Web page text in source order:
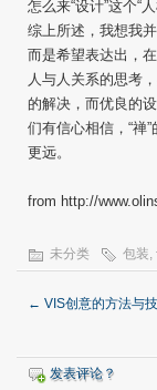
怎么来“设计”这个“人
综上所述，我想我
而是希望表达出，
人与人关系的思考
的解决，而优良的
们有信心相信，“禅
更远。
from http://
未分类 包装,
← VIS创意的方法与
发表评论？